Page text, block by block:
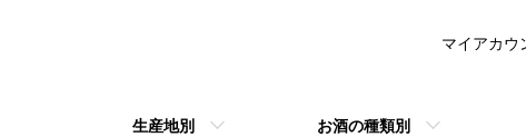
生産地別 お酒の種類別
マイアカウ